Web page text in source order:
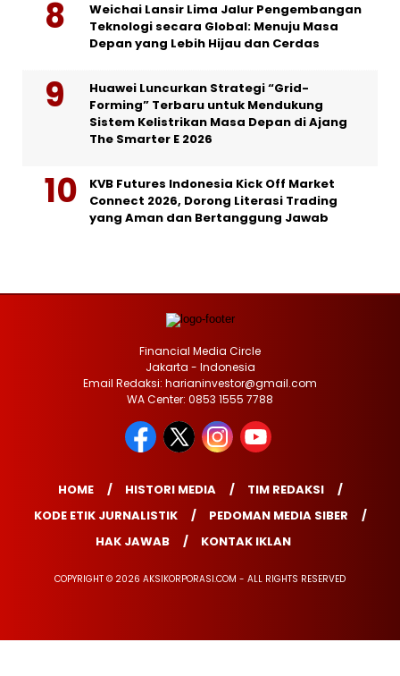
Weichai Lansir Lima Jalur Pengembangan
Teknologi secara Global: Menuju Masa
Depan yang Lebih Hijau dan Cerdas
Huawei Luncurkan Strategi “Grid-
Forming” Terbaru untuk Mendukung
Sistem Kelistrikan Masa Depan di Ajang
The Smarter E 2026
KVB Futures Indonesia Kick Off Market
Connect 2026, Dorong Literasi Trading
yang Aman dan Bertanggung Jawab
Financial Media Circle
Jakarta - Indonesia
Email Redaksi: harianinvestor@gmail.com
WA Center: 0853 1555 7788
HOME HISTORI MEDIA
TIM REDAKSI
KODE ETIK JURNALISTIK
PEDOMAN MEDIA SIBER
HAK JAWAB
KONTAK IKLAN
COPYRIGHT © 2026 AKSIKORPORASI.COM - ALL RIGHTS RESERVED